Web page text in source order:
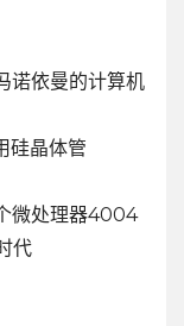
诺依曼的计算机
硅晶体管
微处理器4004
代